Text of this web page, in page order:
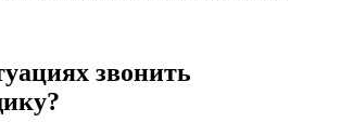
звонить